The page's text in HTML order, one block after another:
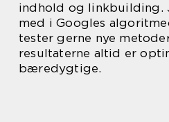
indhold og linkbuilding.
med i Googles
tester gerne nye
resultaterne altid er
bæredygtige.